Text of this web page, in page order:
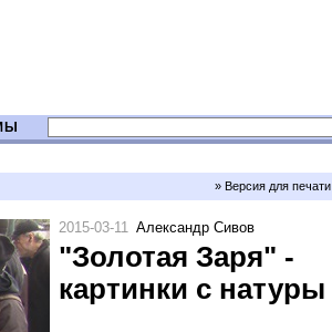
» Версия для печати
2015-03-11 Александр Сивов
"Золотая Заря" -
картинки с натуры